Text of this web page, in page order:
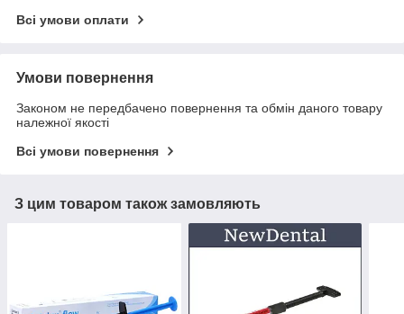
Всі умови оплати
Умови повернення
Законом не передбачено повернення та обмін даного товару
належної якості
Всі умови повернення
З цим товаром також замовляють